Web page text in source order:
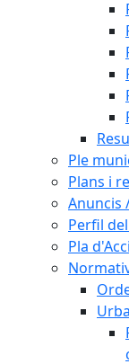
Ple
Plans i
Anuncis
Perfil
Pla